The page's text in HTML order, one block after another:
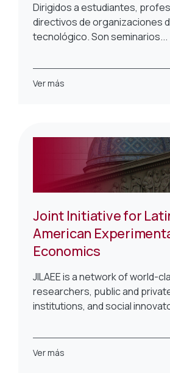
Dirigidos a estudiantes,
directivos de organizaciones
tecnológico. Son seminarios...
Ver más
Joint Initiative for
American
Economics
JILAEE is a network of world-
researchers, public and
institutions, and social
Ver más